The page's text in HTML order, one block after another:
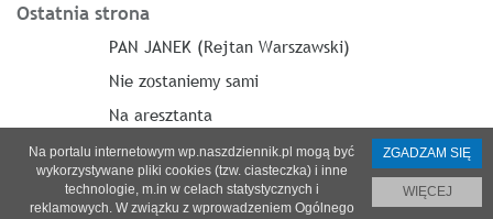
Ostatnia strona
PAN JANEK (Rejtan Warszawski)
Nie zostaniemy sami
Na aresztanta
Na portalu internetowym wp.naszdziennik.pl mogą być
wykorzystywane pliki cookies (tzw. ciasteczka) i inne
technologie, m.in w celach statystycznych i
reklamowych. W związku z wprowadzeniem Ogólnego
ZGADZAM SIĘ
WIĘCEJ